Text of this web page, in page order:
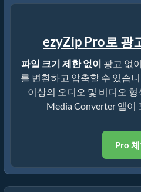
ezyZip Pro로 광
파일 크기 제한 없이 광고 없
를 변환하고 압축할 수 있습
이상의 오디오 및 비디오
Media Converter 앱이
Pro